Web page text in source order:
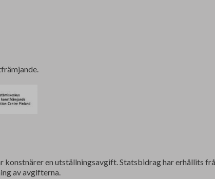
konstnärer en utställningsavgift.Statsbidrag har erhållits
av avgifterna.